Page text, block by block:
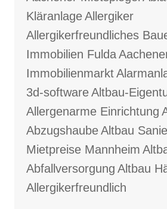
KläranlageAllergiker
Allergikerfreundliches
Immobilien Fulda
Immobilienmarkt
3d-softwareAltbau-
Allergenarme Einrichtung
AbzugshaubeAltbau
Mietpreise Mannheim
Abfallversorgung Altbau
Allergikerfreundlich